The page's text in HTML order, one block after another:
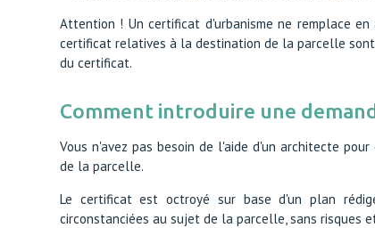
Attention ! Un certificat d'urbanisme ne remplace
certificat relatives à la destination de la parcelle
du certificat.
Comment introduire une
Vous n'avez pas besoin de l'aide d'un architecte
de la parcelle.
Le certificat est octroyé sur base d'un plan
circonstanciées au sujet de la parcelle, sans risques